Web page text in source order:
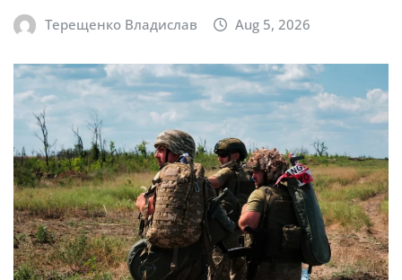
Терещенко Владислав Aug 5, 2026